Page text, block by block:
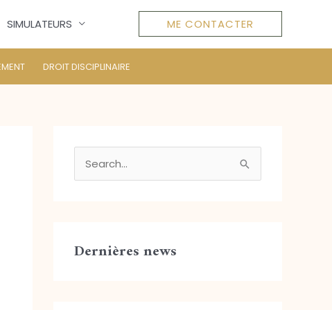
SIMULATEURS ME CONTACTER
DROIT DISCIPLINAIRE
e
Dernières news